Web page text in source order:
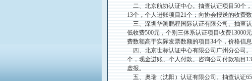
二、北京航协认证中心。抽查认证项目50个
13个，个人进账项目21个；向协会报送的收费
三、深圳华测鹏程国际认证有限公司。抽查
低收费500元，个别三体系认证项目收费13000
费数额高于实际发票数额的项目34个，价格信息
四、北京世标认证中心有限公司广州分公司
个，现金进账、个人付款、咨询公司付款项目
虚报。
五、奥瑞（沈阳）认证有限公司。抽查认证